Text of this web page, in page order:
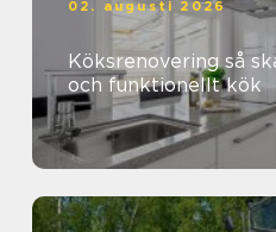
02. augusti 2026
Köksrenovering så skapar du ett hållbart
och funktionellt kök